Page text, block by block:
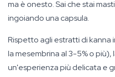
ma è onesto. Sai che stai
ingoiando una capsula.
Rispetto agli estratti di
la mesembrina al 3-5% o
un'esperienza più delicata e